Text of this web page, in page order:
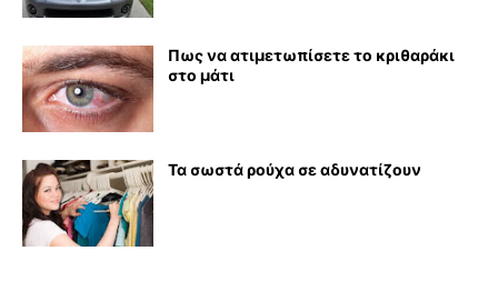
Πως να ατιμετωπίσετε το κριθαράκι
στο μάτι
Τα σωστά ρούχα σε αδυνατίζουν